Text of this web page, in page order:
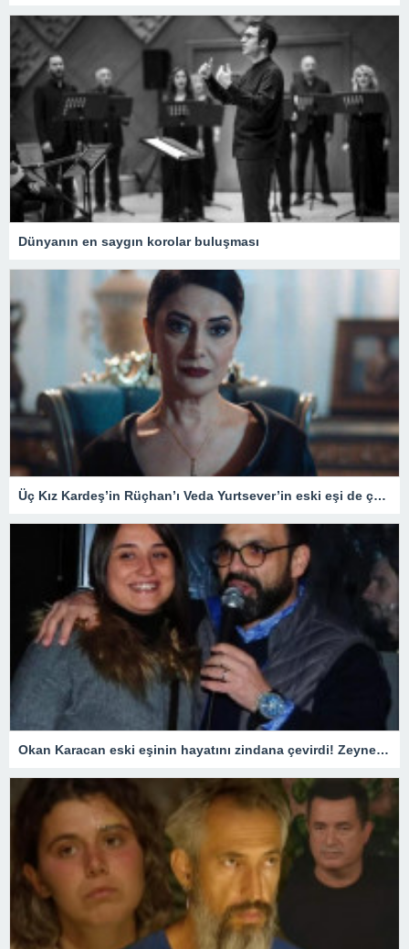
Dünyanın en saygın korolar buluşması
Üç Kız Kardeş’in Rüçhan’ı Veda Yurtsever’in eski eşi de çok ünlü çıktı! Meğer Güldür Güldür’ün yıldızıyla…
Okan Karacan eski eşinin hayatını zindana çevirdi! Zeynep Kadıoğlu savcılığa koştu: Beni tuzağa çekmeye çalışıyor